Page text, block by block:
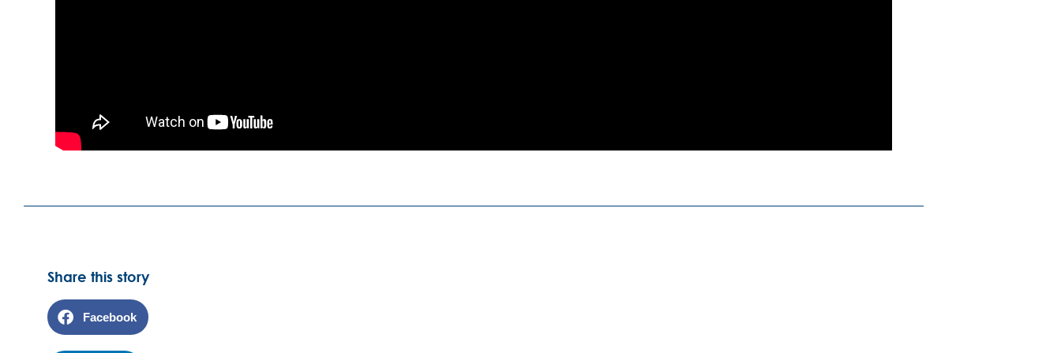
Share this story
Facebook